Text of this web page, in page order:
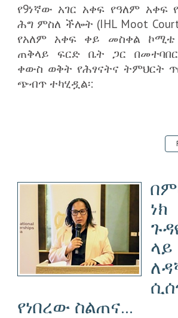
የ9ነኛው አገር አቀፍ የዓለም አቀፍ
ሕግ ምስለ ችሎት (IHL Moot
የአለም አቀፍ ቀይ መስቀል ኮሚቴ
ጠቅላይ ፍርድ ቤት ጋር
ቀውስ ወቅት የሕፃናትና ትምህርት
ጭብጥ ተካሂዷል፡:
ነክ
ላይ
የነበረው ስልጠና...